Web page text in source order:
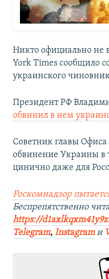
Никто официально не
York Times сообщило
украинского
Президент РФ
обвинил в нем
Советник главы
обвинение Украины в
цинично даже для
Роскомнадзор
Беспрепятственно
https://
Telegram, Instagram и